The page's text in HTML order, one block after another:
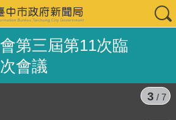
第三屆第11次臨
會議
3 / 7